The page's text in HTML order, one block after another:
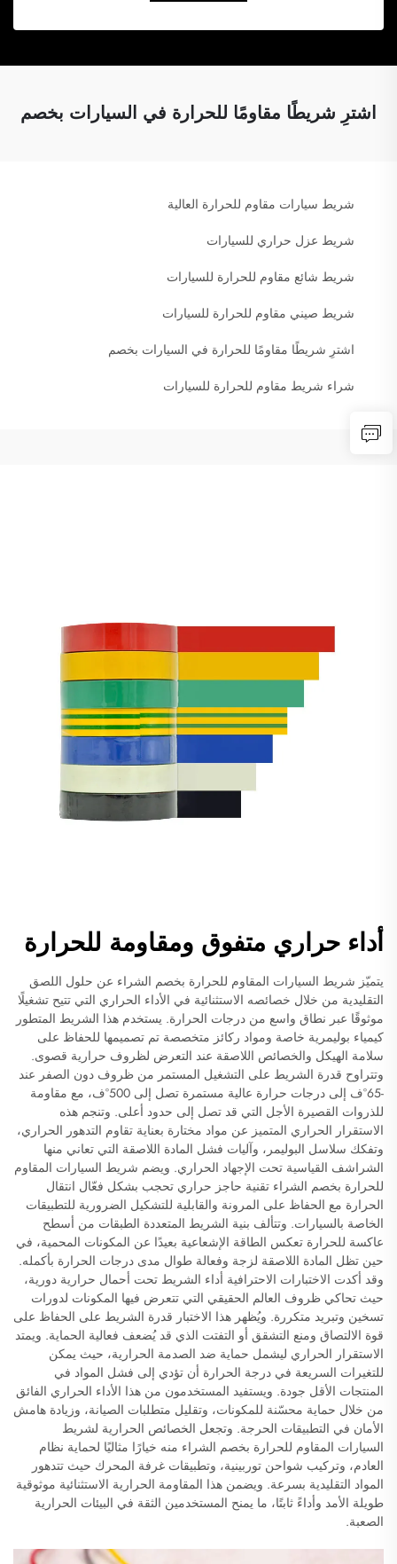
اشترِ شريطًا مقاومًا للحرارة في السيارات بخصم
شريط سيارات مقاوم للحرارة العالية
شريط عزل حراري للسيارات
شريط شائع مقاوم للحرارة للسيارات
شريط صيني مقاوم للحرارة للسيارات
اشترِ شريطًا مقاومًا للحرارة في السيارات بخصم
شراء شريط مقاوم للحرارة للسيارات
أداء حراري متفوق ومقاومة للحرارة
يتميّز شريط السيارات المقاوم للحرارة بخصم الشراء عن حلول اللصق
التقليدية من خلال خصائصه الاستثنائية في الأداء الحراري التي تتيح تشغيلًا
موثوقًا عبر نطاق واسع من درجات الحرارة. يستخدم هذا الشريط المتطور
كيمياء بوليمرية خاصة ومواد ركائز متخصصة تم تصميمها للحفاظ على
سلامة الهيكل والخصائص اللاصقة عند التعرض لظروف حرارية قصوى.
وتتراوح قدرة الشريط على التشغيل المستمر من ظروف دون الصفر عند
-65°ف إلى درجات حرارة عالية مستمرة تصل إلى 500°ف، مع مقاومة
للذروات القصيرة الأجل التي قد تصل إلى حدود أعلى. وتنجم هذه
الاستقرار الحراري المتميز عن مواد مختارة بعناية تقاوم التدهور الحراري،
وتفكك سلاسل البوليمر، وآليات فشل المادة اللاصقة التي تعاني منها
الشراشف القياسية تحت الإجهاد الحراري. ويضم شريط السيارات المقاوم
للحرارة بخصم الشراء تقنية حاجز حراري تحجب بشكل فعّال انتقال
الحرارة مع الحفاظ على المرونة والقابلية للتشكيل الضرورية للتطبيقات
الخاصة بالسيارات. وتتألف بنية الشريط المتعددة الطبقات من أسطح
عاكسة للحرارة تعكس الطاقة الإشعاعية بعيدًا عن المكونات المحمية، في
حين تظل المادة اللاصقة لزجة وفعالة طوال مدى درجات الحرارة بأكمله.
وقد أكدت الاختبارات الاحترافية أداء الشريط تحت أحمال حرارية دورية،
حيث تحاكي ظروف العالم الحقيقي التي تتعرض فيها المكونات لدورات
تسخين وتبريد متكررة. ويُظهر هذا الاختبار قدرة الشريط على الحفاظ على
قوة الالتصاق ومنع التشقق أو التفتت الذي قد يُضعف فعالية الحماية. ويمتد
الاستقرار الحراري ليشمل حماية ضد الصدمة الحرارية، حيث يمكن
للتغيرات السريعة في درجة الحرارة أن تؤدي إلى فشل المواد في
المنتجات الأقل جودة. ويستفيد المستخدمون من هذا الأداء الحراري الفائق
من خلال حماية محسّنة للمكونات، وتقليل متطلبات الصيانة، وزيادة هامش
الأمان في التطبيقات الحرجة. وتجعل الخصائص الحرارية لشريط
السيارات المقاوم للحرارة بخصم الشراء منه خيارًا مثاليًا لحماية نظام
العادم، وتركيب شواحن توربينية، وتطبيقات غرفة المحرك حيث تتدهور
المواد التقليدية بسرعة. ويضمن هذا المقاومة الحرارية الاستثنائية موثوقية
طويلة الأمد وأداءً ثابتًا، ما يمنح المستخدمين الثقة في البيئات الحرارية
الصعبة.